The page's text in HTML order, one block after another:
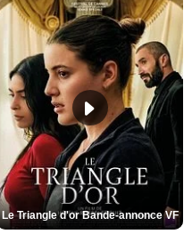
Le Triangle d'or Bande-annonce VF